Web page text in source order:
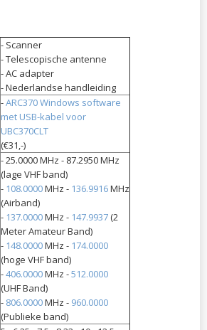
- Scanner
- Telescopische antenne
- AC adapter
- Nederlandse handleiding
-ARC370 Windows software
met USB-kabel voor
UBC370CLT
(€31,-)
- 25.0000 MHz - 87.2950 MHz
(lage VHF band)
- 108.0000MHz - 136.9916MHz
(Airband)
- 137.0000MHz - 147.9937(2
Meter Amateur Band)
- 148.0000MHz - 174.0000
(hoge VHF band)
-406.0000MHz -512.0000
(UHF Band)
- 806.0000MHz - 960.0000
(Publieke band)